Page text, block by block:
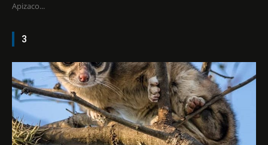
Apizaco...
3